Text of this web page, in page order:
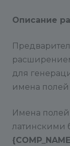
http://
+7(812) 309-
Читать о
Описание
для
имена полей
Имена полей
латинскими